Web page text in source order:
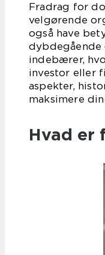
Fradrag for
velgørende
også have
indebærer,
investor eller
aspekter,
maksimere
Hvad er